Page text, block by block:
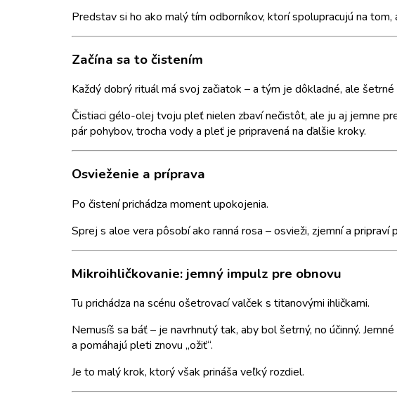
Predstav si ho ako malý tím odborníkov, ktorí spolupracujú na
Začína sa to čistením
Každý dobrý rituál má svoj začiatok – a tým je dôkladné, ale šetrné
Čistiaci gélo-olej tvoju pleť nielen zbaví nečistôt, ale ju aj jemne
pár pohybov, trocha vody a pleť je pripravená na ďalšie kroky.
Osvieženie a príprava
Po čistení prichádza moment upokojenia.
Sprej s aloe vera pôsobí ako ranná rosa – osvieži, zjemní a
Mikroihličkovanie: jemný impulz pre obnovu
Tu prichádza na scénu ošetrovací valček s titanovými ihličkami.
Nemusíš sa báť – je navrhnutý tak, aby bol šetrný, no účinný.
a pomáhajú pleti znovu „ožiť“.
Je to malý krok, ktorý však prináša veľký rozdiel.